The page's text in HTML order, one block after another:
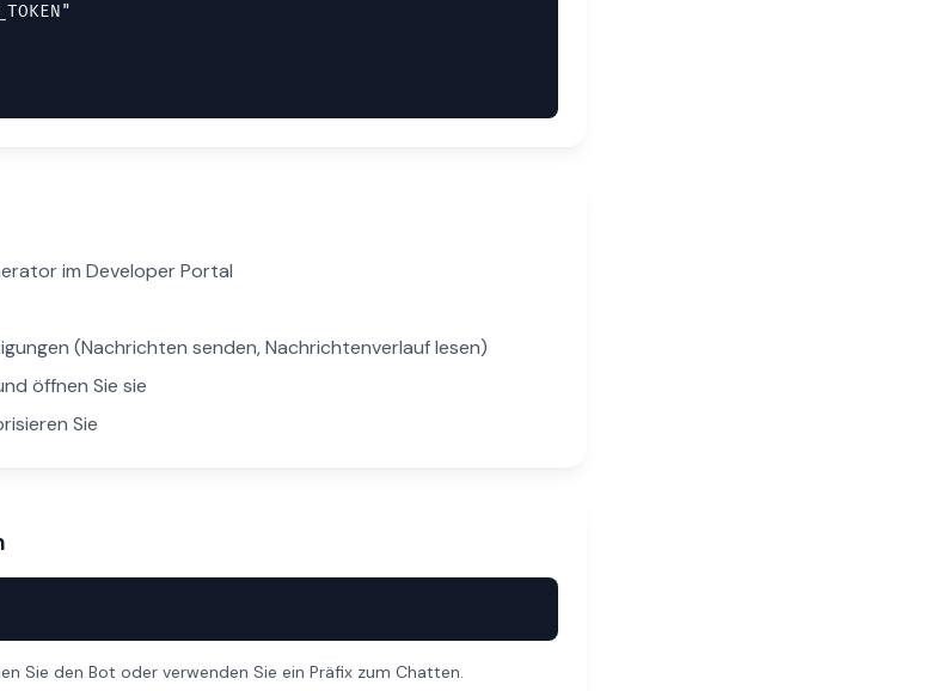
im Developer Portal
(Nachrichten senden, Nachrichtenverlauf lesen)
öffnen Sie sie
Sie
Sie den Bot oder verwenden Sie ein Präfix zum Chatten.